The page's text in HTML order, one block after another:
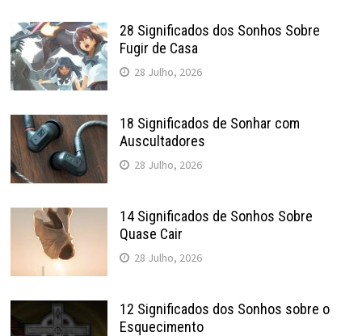
28 Significados dos Sonhos Sobre
Fugir de Casa
28 Julho, 2026
18 Significados de Sonhar com
Auscultadores
28 Julho, 2026
14 Significados de Sonhos Sobre
Quase Cair
28 Julho, 2026
12 Significados dos Sonhos sobre o
Esquecimento